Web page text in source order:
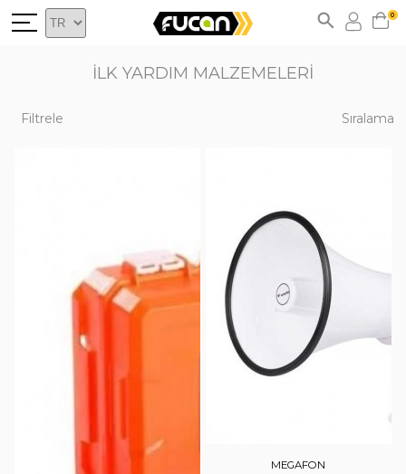
0
İLK YARDIM MALZEMELERİ
Filtrele Sıralama
MEGAFON